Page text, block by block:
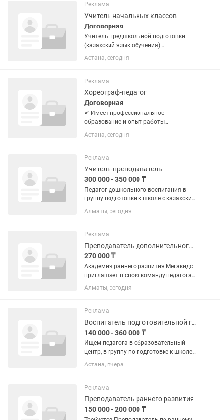
Занятия проходят ежедневно с...
Реклама
Учитель начальных классов
Договорная
Учитель предшкольной подготовки
(казахский язык обучения)
Образовательный центр StartUp
приглашает в свою команду учителя
Обязанности: Проведение занятий в
группе...
Астана, сегодня
Реклама
Хореограф-педагог
Договорная
✔ Имеет профессиональное
образование и опыт работы
хореографом. ✔ Умеет создавать
современные, красивые и эффектные
детьми и легко находит с ними общий
язык. ✔ Умеет...
Астана, сегодня
Реклама
Учитель-преподаватель
300 000 - 350 000 ₸
Педагог дошкольного воспитания в
группу подготовки к школе с казахским
языком обучения 1. Знание программы
Алматы, сегодня
Реклама
Преподаватель дополнительного образования
270 000 ₸
Академия раннего развития Мегакидс
приглашает в свою команду педагога в
группу подготовка к школе.
Обязанности : - проведение занятий
родителями, подготовка...
Алматы, сегодня
Реклама
Воспитатель подготовительной группы
140 000 - 360 000 ₸
Ищем педагога в образовательный
центр, в группу по подготовке к школе
(5-7 лет) Режим работы с 8:40 до 16:30
Важен опыт работы с детьми старшего
к школе от 3-х лет...
Астана, вчера
Реклама
Преподаватель раннего развития
150 000 - 200 000 ₸